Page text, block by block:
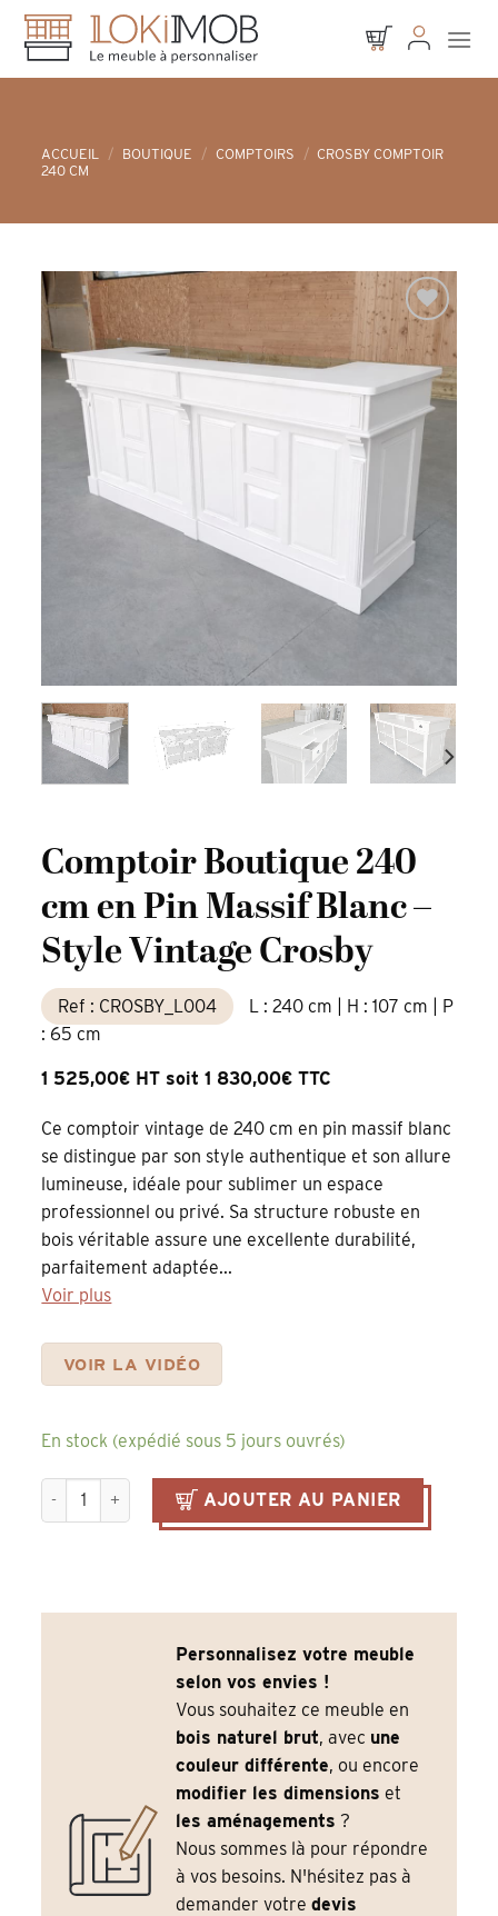
Skip
content
ACCUEIL / BOUTIQUE / COMPTOIRS / CROSBY COMPTOIR
240 CM
Ajouter à
la liste d’envies
Comptoir Boutique 240
cm en Pin Massif Blanc –
Style Vintage Crosby
Ref : CROSBY_L004
L : 240 cm | H : 107 cm | P
: 65 cm
1 525,00€ HT soit 1 830,00€ TTC
Ce comptoir vintage de 240 cm en pin massif blanc
se distingue par son style authentique et son allure
lumineuse, idéale pour sublimer un espace
professionnel ou privé. Sa structure robuste en
bois véritable assure une excellente durabilité,
parfaitement adaptée...
Voir plus
VOIR LA VIDÉO
En stock (expédié sous 5 jours ouvrés)
quantité de Comptoir Boutique 240 cm en Pin Massif Blanc
AJOUTER AU PANIER
Personnalisez votre meuble
selon vos envies !
Vous souhaitez ce meuble en
bois naturel brut, avec une
couleur différente, ou encore
modifier les dimensions et
les aménagements ?
Nous sommes là pour répondre
à vos besoins. N'hésitez pas à
demander votredevis